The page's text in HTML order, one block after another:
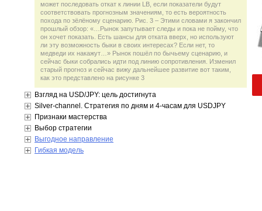
может последовать откат к линии LB, если показатели будут
соответствовать прогнозным значениям, то есть вероятность
похода по зёлёному сценарию. Рис. 3 – Этими словами я закончил
прошлый обзор: «…Рынок запутывает следы и пока не пойму, что
он хочет показать. Есть шансы для отката вверх, но используют
ли эту возможность быки в своих интересах? Если нет, то
медведи их накажут…» Рынок пошёл по бычьему сценарию, и
сейчас быки собрались идти под линию сопротивления. Изменил
старый прогноз и сейчас вижу дальнейшее развитие вот таким,
как это представлено на рисунке 3
Взгляд на USD/JPY: цель достигнута
Silver-channel. Стратегия по дням и 4-часам для USDJPY
Признаки мастерства
Выбор стратегии
Выгодное направление
Гибкая модель